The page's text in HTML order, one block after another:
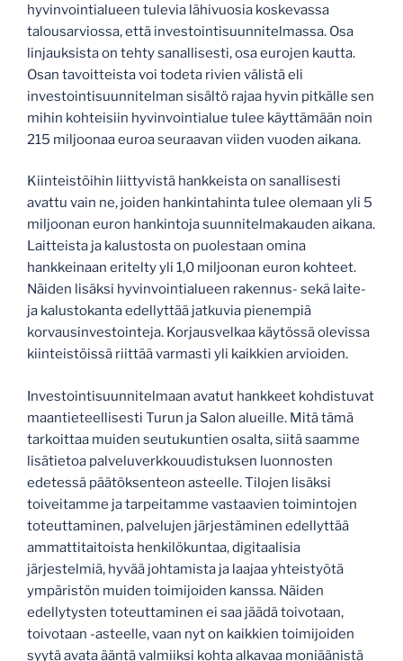
hyvinvointialueen tulevia lähivuosia koskevassa
talousarviossa, että investointisuunnitelmassa. Osa
linjauksista on tehty sanallisesti, osa eurojen kautta.
Osan tavoitteista voi todeta rivien välistä eli
investointisuunnitelman sisältö rajaa hyvin pitkälle sen
mihin kohteisiin hyvinvointialue tulee käyttämään noin
215 miljoonaa euroa seuraavan viiden vuoden aikana.
Kiinteistöihin liittyvistä hankkeista on sanallisesti
avattu vain ne, joiden hankintahinta tulee olemaan yli 5
miljoonan euron hankintoja suunnitelmakauden aikana.
Laitteista ja kalustosta on puolestaan omina
hankkeinaan eritelty yli 1,0 miljoonan euron kohteet.
Näiden lisäksi hyvinvointialueen rakennus- sekä laite-
ja kalustokanta edellyttää jatkuvia pienempiä
korvausinvestointeja. Korjausvelkaa käytössä olevissa
kiinteistöissä riittää varmasti yli kaikkien arvioiden.
Investointisuunnitelmaan avatut hankkeet kohdistuvat
maantieteellisesti Turun ja Salon alueille. Mitä tämä
tarkoittaa muiden seutukuntien osalta, siitä saamme
lisätietoa palveluverkkouudistuksen luonnosten
edetessä päätöksenteon asteelle. Tilojen lisäksi
toiveitamme ja tarpeitamme vastaavien toimintojen
toteuttaminen, palvelujen järjestäminen edellyttää
ammattitaitoista henkilökuntaa, digitaalisia
järjestelmiä, hyvää johtamista ja laajaa yhteistyötä
ympäristön muiden toimijoiden kanssa. Näiden
edellytysten toteuttaminen ei saa jäädä toivotaan,
toivotaan -asteelle, vaan nyt on kaikkien toimijoiden
syytä avata ääntä valmiiksi kohta alkavaa moniäänistä